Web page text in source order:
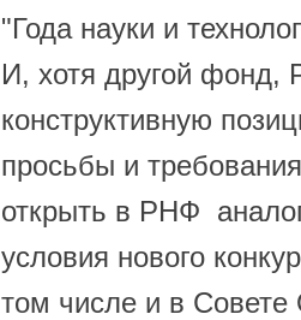
"Года науки и
И, хотя другой фонд,
конструктивную
просьбы и
открыть в РНФ
условия нового
том числе и в